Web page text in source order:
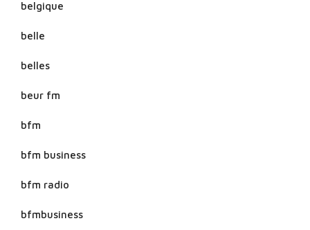
belgique
belle
belles
beur fm
bfm
bfm business
bfm radio
bfmbusiness